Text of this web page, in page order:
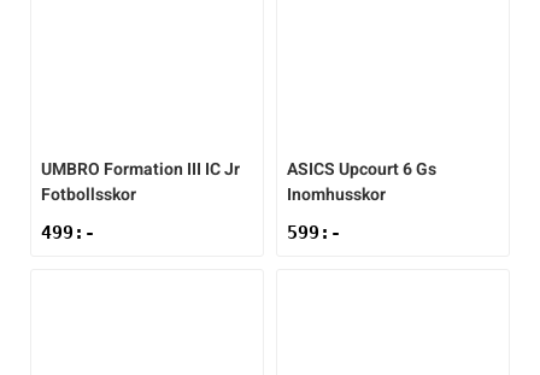
UMBRO Formation III IC Jr
Fotbollsskor
499 :-
ASICSUpcourt 6 Gs
Inomhusskor
599 :-